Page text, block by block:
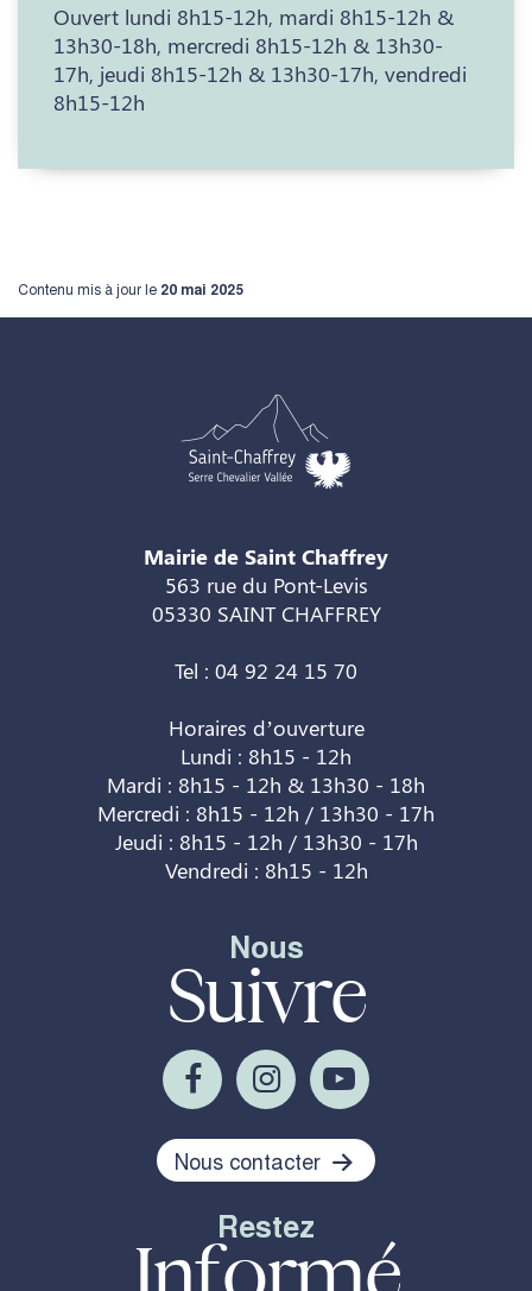
Ouvert lundi 8h15-12h, mardi 8h15-12h &
13h30-18h, mercredi 8h15-12h & 13h30-
17h, jeudi 8h15-12h & 13h30-17h, vendredi
8h15-12h
Contenu mis à jour le 20 mai 2025
Mairie de Saint Chaffrey
563 rue du Pont-Levis
05330 SAINT CHAFFREY
Tel : 04 92 24 15 70
Horaires d’ouverture
Lundi : 8h15 - 12h
Mardi : 8h15 - 12h & 13h30 - 18h
Mercredi : 8h15 - 12h / 13h30 - 17h
Jeudi : 8h15 - 12h / 13h30 - 17h
Vendredi : 8h15 - 12h
Nous
Suivre
Nous contacter
Restez